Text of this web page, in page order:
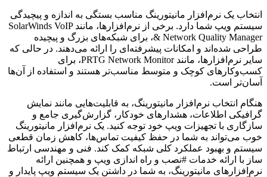
انتخاب یک نرم‌افزار مانیتورینگ مناسب بستگی به اندازه و پیچیدگی
سیستم ویپ شما دارد. برخی از نرم‌افزارها، مانند SolarWinds VoIP
& Network Quality Manager، برای شبکه‌های بزرگ و پیچیده
طراحی شده‌اند و امکانات پیشرفته‌ای را ارائه می‌دهند. در حالی که
سایر نرم‌افزارها، مانند PRTG Network Monitor، برای
کسب‌وکارهای کوچک و متوسط مناسب‌تر هستند و استفاده از آن‌ها
آسان‌تر است.
هنگام انتخاب نرم‌افزار مانیتورینگ، به قابلیت‌هایی مانند نمایش
گرافیکی اطلاعات، هشدارهای خودکار، گزارش‌گیری جامع و
سازگاری با تجهیزات ویپ خود توجه کنید. یک نرم‌افزار مانیتورینگ
خوب می‌تواند به شما در حفظ کیفیت تماس‌ها، کاهش زمان قطعی
سیستم و بهبود عملکرد کلی شبکه کمک کند. فنی و مهندسی ارتباط
ساز با ارائه خدمات #نصب و راه اندازی ویپ و همچنین ارائه
نرم‌افزارهای مانیتورینگ، به شما در داشتن یک سیستم ویپ پایدار و